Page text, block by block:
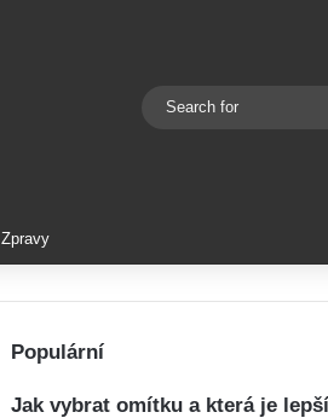
Switch skin
Zpravy
Populární
Jak vybrat omítku a která je